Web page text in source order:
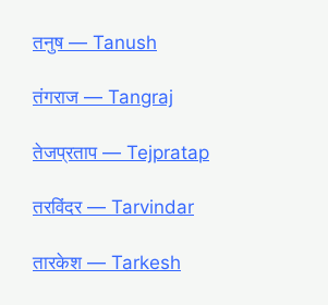
तनुष ― Tanush
तंगराज ― Tangraj
तेजप्रताप ― Tejpratap
तरविंदर ― Tarvindar
तारकेश ― Tarkesh